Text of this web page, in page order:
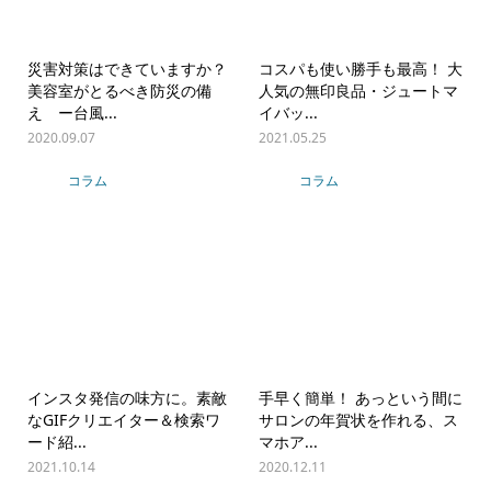
災害対策はできていますか？
美容室がとるべき防災の備
え ー台風...
2020.09.07
コスパも使い勝手も最高！ 大
人気の無印良品・ジュートマ
イバッ...
2021.05.25
コラム
インスタ発信の味方に。素敵
なGIFクリエイター＆検索ワ
ード紹...
2021.10.14
コラム
手早く簡単！ あっという間に
サロンの年賀状を作れる、ス
マホア...
2020.12.11